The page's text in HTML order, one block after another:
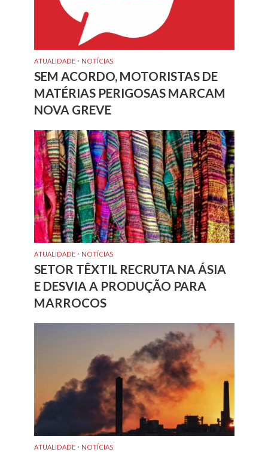
ATUALIDADE • NOTÍCIAS
SEM ACORDO, MOTORISTAS DE
MATÉRIAS PERIGOSAS MARCAM
NOVA GREVE
ATUALIDADE • NOTÍCIAS
SETOR TÊXTIL RECRUTA NA ÁSIA
E DESVIA A PRODUÇÃO PARA
MARROCOS
ATUALIDADE • NOTÍCIAS